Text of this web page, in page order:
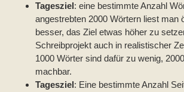
Tagesziel: eine bestimmte Anzahl
angestrebten 2000 Wörtern liest man
besser, das Ziel etwas höher zu
Schreibprojekt auch in realistischer
1000 Wörter sind dafür zu wenig,
machbar.
Tagesziel: Eine bestimmte Anzahl